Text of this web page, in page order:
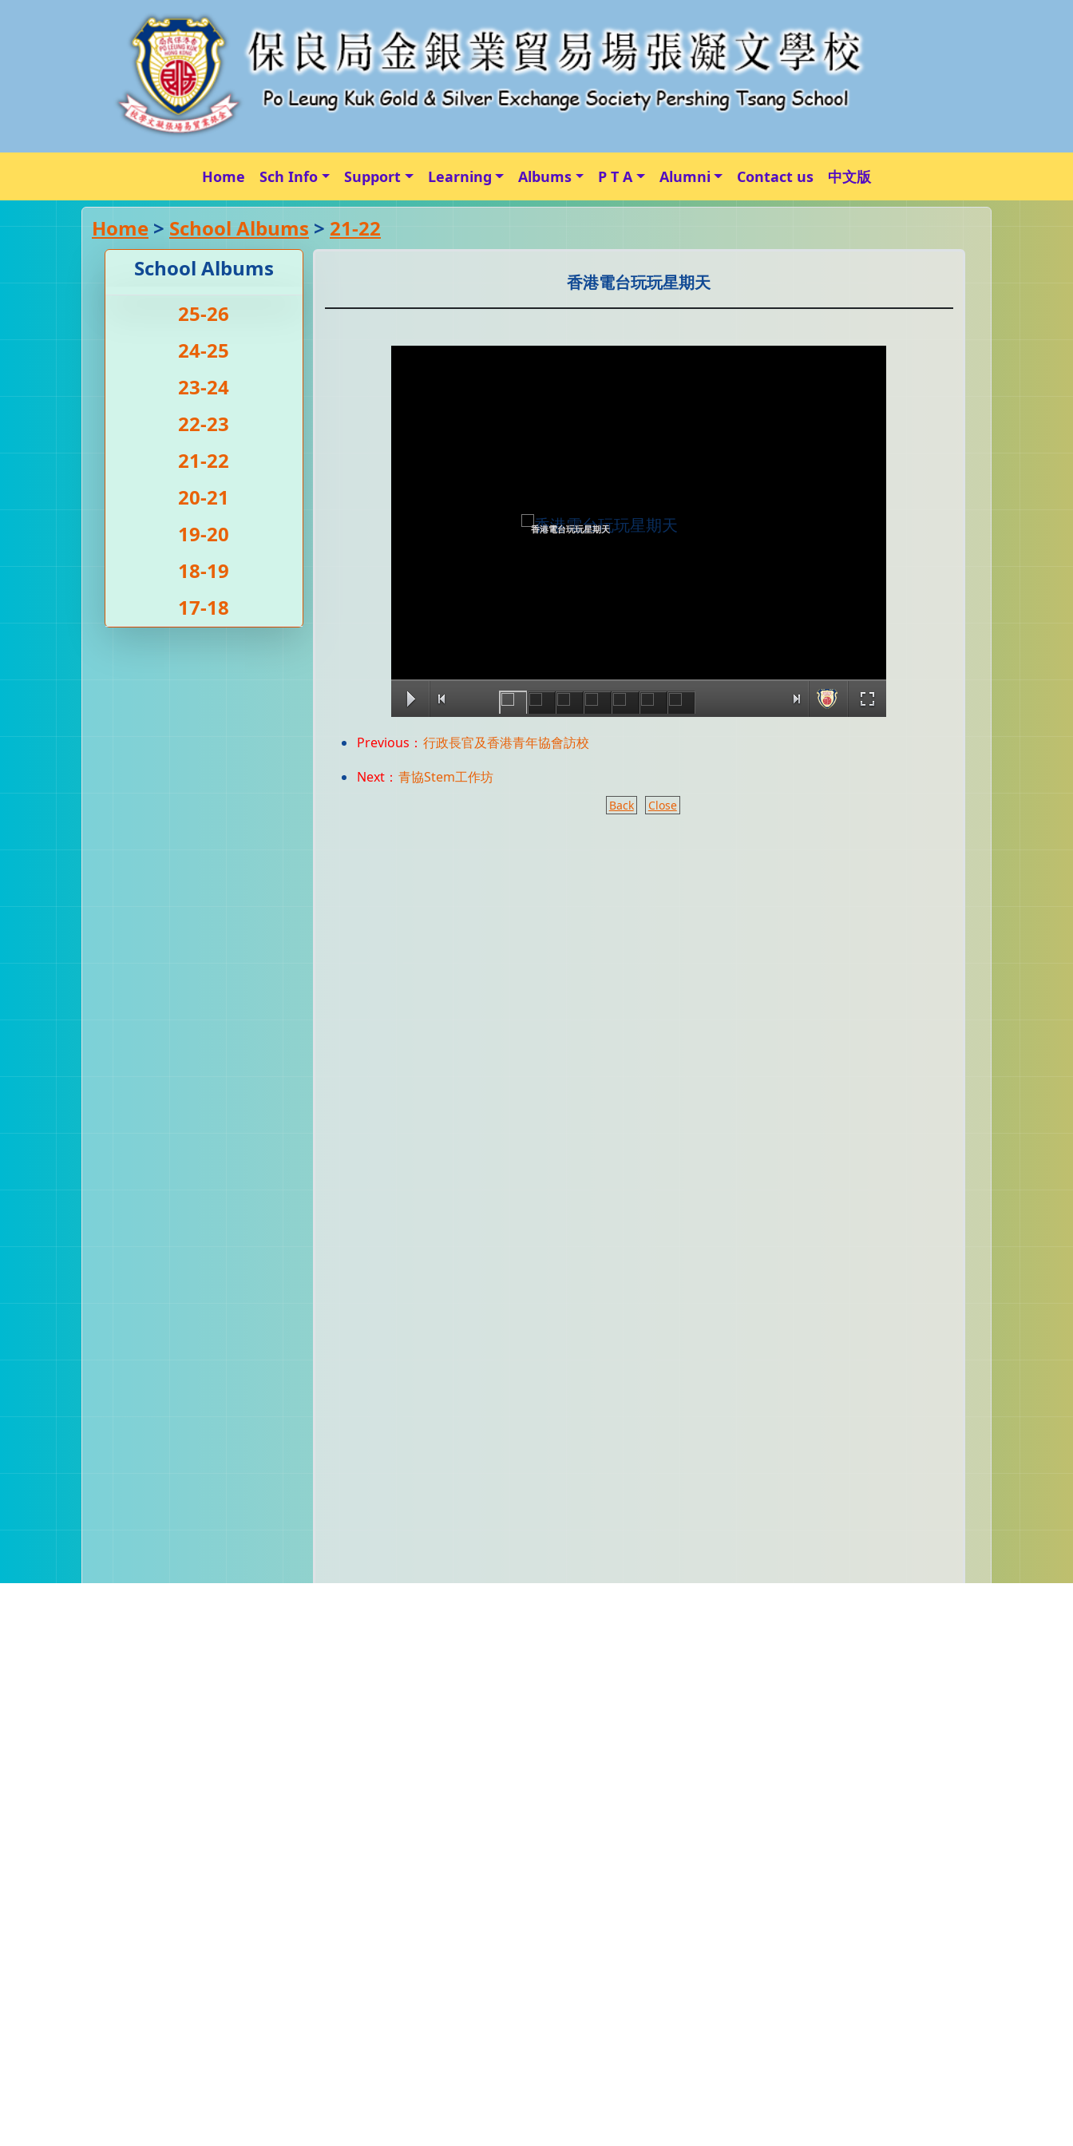
Home Sch Info Support Learning Albums P T A Alumni Contact us 中文版
Home > School Albums > 21-22
School Albums
25-26
24-25
23-24
22-23
21-22
20-21
19-20
18-19
17-18
香港電台玩玩星期天
香港電台玩玩星期天
Previous： 行政長官及香港青年協會訪校
Next： 青協Stem工作坊
Back Close